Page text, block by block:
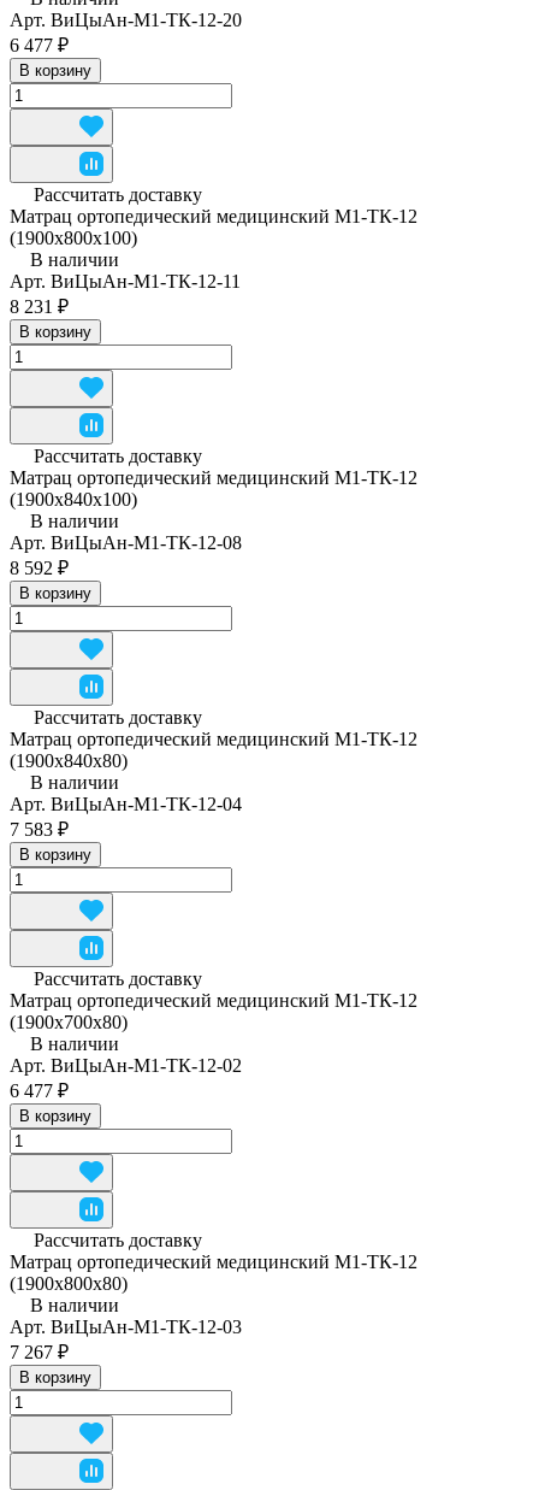
Арт. ВиЦыАн-М1-ТК-12-20
6 477 ₽
В корзину
Рассчитать доставку
Матрац ортопедический медицинский М1-ТК-12
(1900x800x100)
В наличии
Арт. ВиЦыАн-М1-ТК-12-11
8 231 ₽
В корзину
Рассчитать доставку
Матрац ортопедический медицинский М1-ТК-12
(1900x840x100)
В наличии
Арт. ВиЦыАн-М1-ТК-12-08
8 592 ₽
В корзину
Рассчитать доставку
Матрац ортопедический медицинский М1-ТК-12
(1900x840x80)
В наличии
Арт. ВиЦыАн-М1-ТК-12-04
7 583 ₽
В корзину
Рассчитать доставку
Матрац ортопедический медицинский М1-ТК-12
(1900х700х80)
В наличии
Арт. ВиЦыАн-М1-ТК-12-02
6 477 ₽
В корзину
Рассчитать доставку
Матрац ортопедический медицинский М1-ТК-12
(1900х800х80)
В наличии
Арт. ВиЦыАн-М1-ТК-12-03
7 267 ₽
В корзину